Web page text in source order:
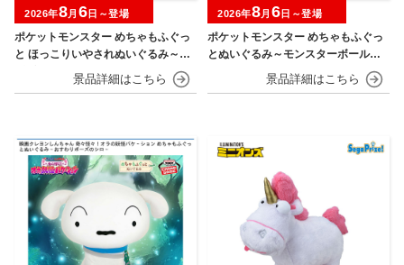
ポケットモンスター めちゃもふぐっ
と ほっこりいやされぬいぐるみ～カ
2026年8月 6日～登場
ポケットモンスター めちゃもふぐっ
とぬいぐるみ～モンスターボール・
スーパーボール・ハイパーボール・
マスターボール・プレミアボール～
2026年8月 6日～登場